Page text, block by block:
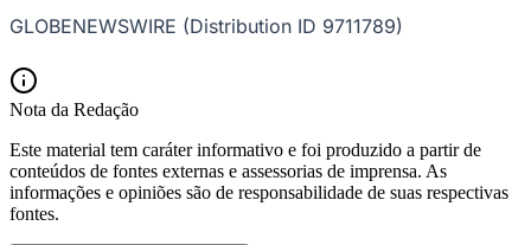
Corinthians
GLOBENEWSWIRE (Distribution ID 9711789)
Nota da Redação
Este material tem caráter informativo e foi produzido a partir de
conteúdos de fontes externas e assessorias de imprensa. As
informações e opiniões são de responsabilidade de suas respectivas
fontes.